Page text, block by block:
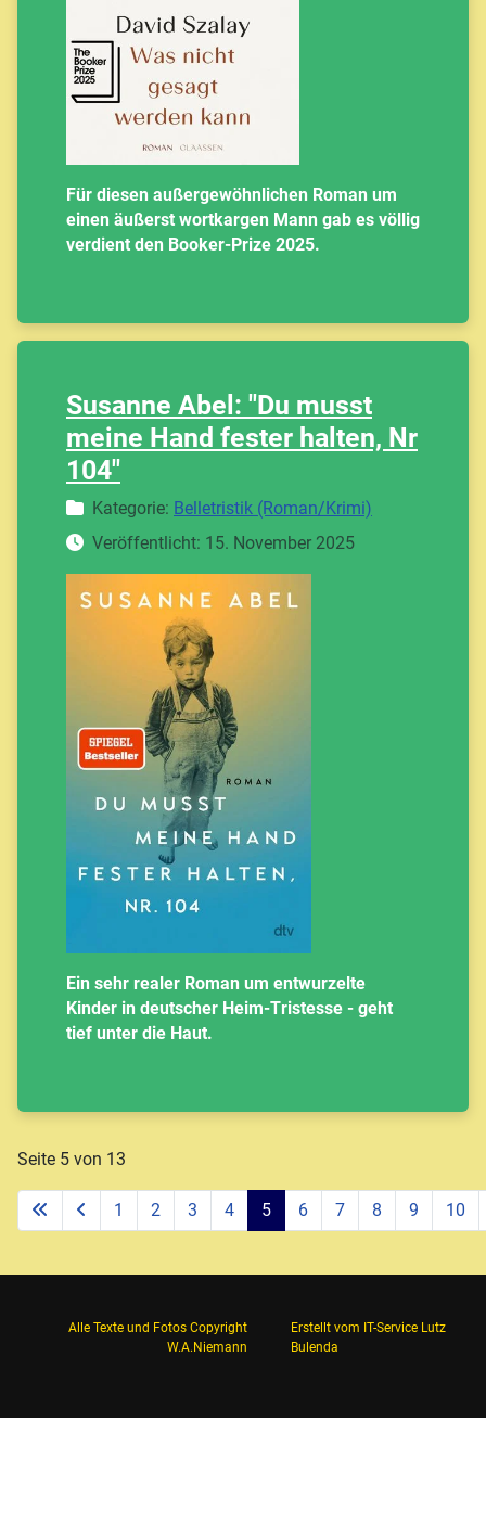
Für diesen außergewöhnlichen Roman um
einen äußerst wortkargen Mann gab es völlig
verdient den Booker-Prize 2025.
Susanne Abel: "Du musst
meine Hand fester halten, Nr
104"
DetailsKategorie: Belletristik (Roman/Krimi)
Veröffentlicht: 15. November 2025
Ein sehr realer Roman um entwurzelte
Kinder in deutscher Heim-Tristesse - geht
tief unter die Haut.
Seite 5 von 13
1 2 3 4 5 6 7 8 9 10
Alle Texte und Fotos Copyright
W.A.Niemann
Erstellt vom IT-Service Lutz
Bulenda